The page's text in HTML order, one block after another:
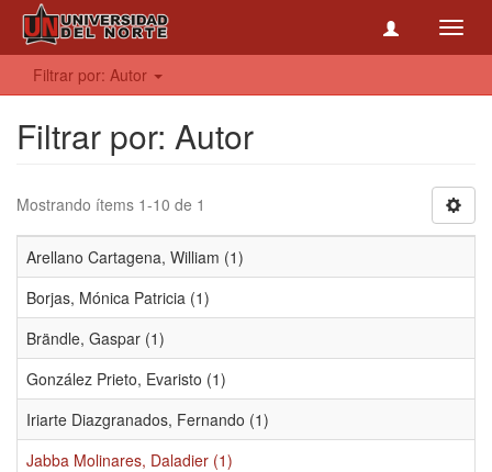
Filtrar por: Autor
Filtrar por: Autor
Mostrando ítems 1-10 de 1
Arellano Cartagena, William (1)
Borjas, Mónica Patricia (1)
Brändle, Gaspar (1)
González Prieto, Evaristo (1)
Iriarte Diazgranados, Fernando (1)
Jabba Molinares, Daladier (1)